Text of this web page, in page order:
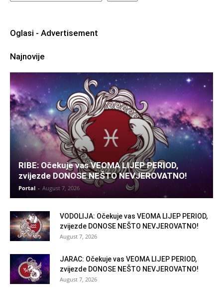
Oglasi - Advertisement
Najnovije
RIBE: Očekuje vas VEOMA LIJEP PERIOD,
zvijezde DONOSE NEŠTO NEVJEROVATNO!
Portal - August 7, 2026
VODOLIJA: Očekuje vas VEOMA LIJEP PERIOD,
zvijezde DONOSE NEŠTO NEVJEROVATNO!
August 7, 2026
JARAC: Očekuje vas VEOMA LIJEP PERIOD,
zvijezde DONOSE NEŠTO NEVJEROVATNO!
August 7, 2026